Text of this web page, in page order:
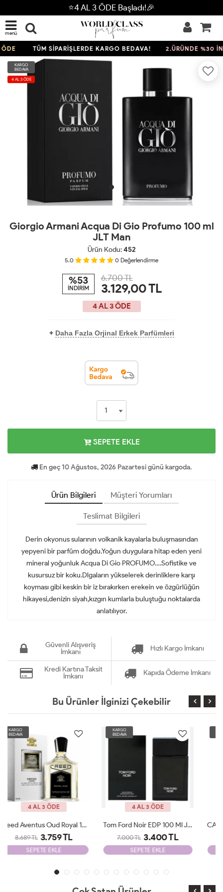
⭐4 AL 3 ÖDE Başladı!🎉
menü
TÜM SİPARİŞLERDE KARGO BEDAVA! 2.ÜRÜNDE %30
KARGO
BEDAVA
4 AL 3 ÖDE
Giorgio Armani Acqua Di Gio Profumo 100 ml
JLT Man
Ürün Kodu:452
5.0 0 Değerlendirme
%53
İNDİRİM
6.700 TL
3.129,00TL
4 AL 3 ÖDE
+ Daha Fazla Orjinal Erkek Parfümleri
SEPETE EKLE
En geç 10 Ağustos, 2026 Pazartesi günü kargoda.
Ürün Bilgileri Müşteri Yorumları
Teslimat Bilgileri
Derin okyonus sularının volkanik kayalarla buluşmasından
yepyeni bir parfüm doğdu.Yoğun duygulara hitap eden yeni
mineral yoğunluk Acqua Di Gio PROFUMO….Sofistike ve
kusursuz bir koku.Dlgaların yükselerek derinliklere karşı
koyması gibi keskin bir iz bırakırken erekein ve özgürlüğün
hikayesi,denizin siyah,kızgın kumlarla buluştuğu noktalarda
anlatılıyor.
Güvenli Alışveriş
İmkanı
Hızlı Kargo İmkanı
Kredi Kartına Taksit
İmkanı
Kapıda Ödeme İmkanı
Bu Ürünler İlginizi Çekebilir
4 AL 3 ÖDE
Tom Ford Noir EDP 100 Ml JLT Man
7.000 TL 3.400 TL
SEPETE EKLE
4 AL 3 ÖDE
6.500 TL 3.199 TL
SEPETE EKLE